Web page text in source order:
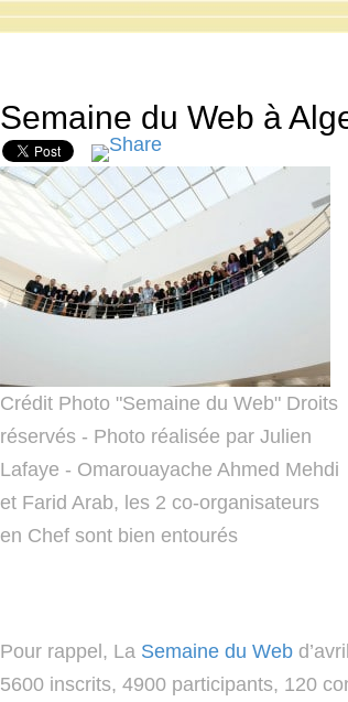
Semaine du Web à
Crédit Photo "Semaine du Web" Droits
réservés - Photo réalisée par Julien
Lafaye - Omarouayache Ahmed Mehdi
et Farid Arab, les 2 co-organisateurs
en Chef sont bien entourés
Pour rappel, La Semaine du Web
5600 inscrits, 4900 participants, 120